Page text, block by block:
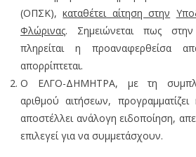
(ΟΠΣΚ),καταθέτει αίτηση στην
Φλώρινας. Σημειώνεται πως
πληρείται η προαναφερθείσα
απορρίπτεται.
Ο ΕΛΓΟ-ΔΗΜΗΤΡΑ, με τη
αριθμού αιτήσεων,
αποστέλλει ανάλογη ειδοποίηση,
επιλεγεί για να συμμετάσχουν.